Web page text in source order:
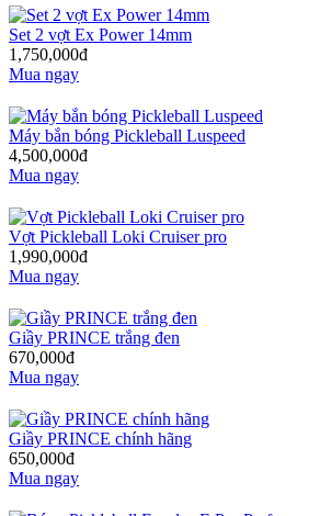
Set 2 vợt Ex Power 14mm
1,750,000đ
Mua ngay
Máy bắn bóng Pickleball Luspeed
4,500,000đ
Mua ngay
Vợt Pickleball Loki Cruiser pro
1,990,000đ
Mua ngay
Giầy PRINCE trắng đen
670,000đ
Mua ngay
Giầy PRINCE chính hãng
650,000đ
Mua ngay